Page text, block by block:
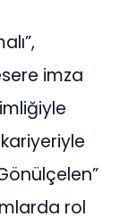
imza
rol